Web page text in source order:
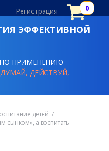
Регистрация
ЭФФЕКТИВНОЙ
ПРИМЕНЕНИЮ
ДУМАЙ, ДЕЙСТВУЙ,
детей
сынком», а воспитать